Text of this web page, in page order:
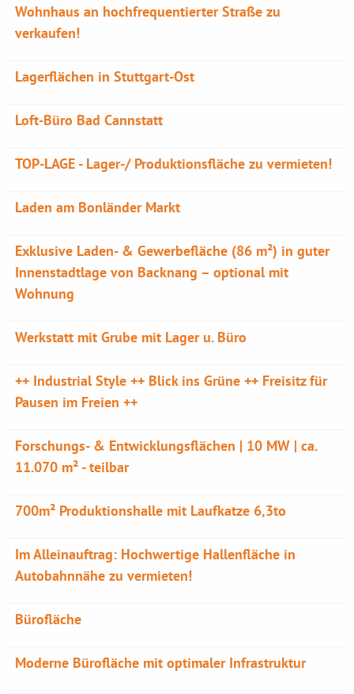
Wohnhaus an hochfrequentierter Straße zu
verkaufen!
Lagerflächen in Stuttgart-Ost
Loft-Büro Bad Cannstatt
TOP-LAGE - Lager-/ Produktionsfläche zu vermieten!
Laden am Bonländer Markt
Exklusive Laden- & Gewerbefläche (86 m²) in guter
Innenstadtlage von Backnang – optional mit
Wohnung
Werkstatt mit Grube mit Lager u. Büro
++ Industrial Style ++ Blick ins Grüne ++ Freisitz für
Pausen im Freien ++
Forschungs- & Entwicklungsflächen | 10 MW | ca.
11.070 m² - teilbar
700m² Produktionshalle mit Laufkatze 6,3to
Im Alleinauftrag: Hochwertige Hallenfläche in
Autobahnnähe zu vermieten!
Bürofläche
Moderne Bürofläche mit optimaler Infrastruktur